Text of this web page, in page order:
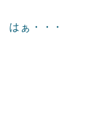
はぁ・・・